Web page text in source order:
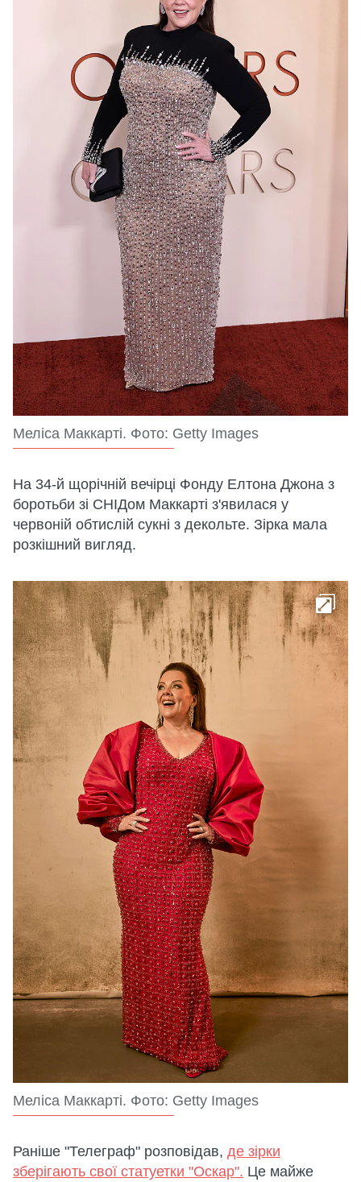
Меліса Маккарті. Фото: Getty Images
На 34-й щорічній вечірці Фонду Елтона Джона з
боротьби зі СНІДом Маккарті з'явилася у
червоній обтислій сукні з декольте. Зірка мала
розкішний вигляд.
Меліса Маккарті. Фото: Getty Images
Раніше "Телеграф" розповідав, де зірки
зберігають свої статуетки "Оскар". Це майже